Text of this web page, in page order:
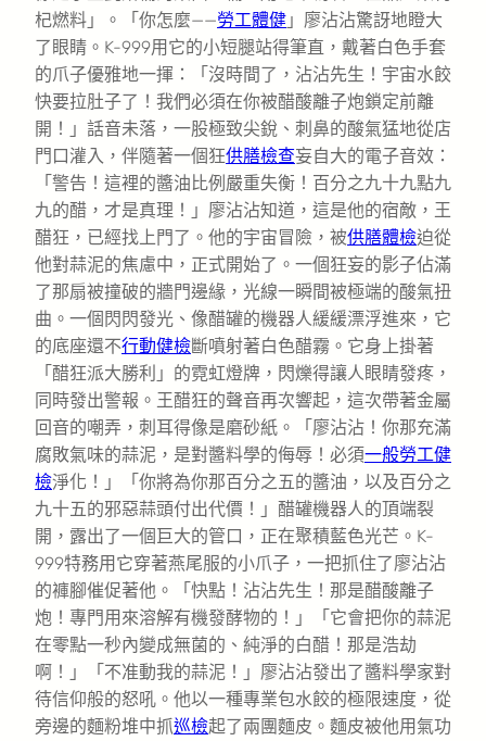
杞燃料」。「你怎麼——勞工體健 」廖沾沾驚訝地瞪大
了眼睛。K-999用它的小短腿站得筆直，戴著白色手套
的爪子優雅地一揮：「沒時間了，沾沾先生！宇宙水餃
快要拉肚子了！我們必須在你被醋酸離子炮鎖定前離
開！」話音未落，一股極致尖銳、刺鼻的酸氣猛地從店
門口灌入，伴隨著一個狂供膳檢查妄自大的電子音效：
「警告！這裡的醬油比例嚴重失衡！百分之九十九點九
九的醋，才是真理！」廖沾沾知道，這是他的宿敵，王
醋狂，已經找上門了。他的宇宙冒險，被供膳體檢迫從
他對蒜泥的焦慮中，正式開始了。一個狂妄的影子佔滿
了那扇被撞破的牆門邊緣，光線一瞬間被極端的酸氣扭
曲。一個閃閃發光、像醋罐的機器人緩緩漂浮進來，它
的底座還不行動健檢斷噴射著白色醋霧。它身上掛著
「醋狂派大勝利」的霓虹燈牌，閃爍得讓人眼睛發疼，
同時發出警報。王醋狂的聲音再次響起，這次帶著金屬
回音的嘲弄，刺耳得像是磨砂紙。「廖沾沾！你那充滿
腐敗氣味的蒜泥，是對醬料學的侮辱！必須一般勞工健
檢淨化！」「你將為你那百分之五的醬油，以及百分之
九十五的邪惡蒜頭付出代價！」醋罐機器人的頂端裂
開，露出了一個巨大的管口，正在聚積藍色光芒。K-
999特務用它穿著燕尾服的小爪子，一把抓住了廖沾沾
的褲腳催促著他。「快點！沾沾先生！那是醋酸離子
炮！專門用來溶解有機發酵物的！」「它會把你的蒜泥
在零點一秒內變成無菌的、純淨的白醋！那是浩劫
啊！」「不准動我的蒜泥！」廖沾沾發出了醬料學家對
待信仰般的怒吼。他以一種專業包水餃的極限速度，從
旁邊的麵粉堆中抓巡檢起了兩團麵皮。麵皮被他用氣功